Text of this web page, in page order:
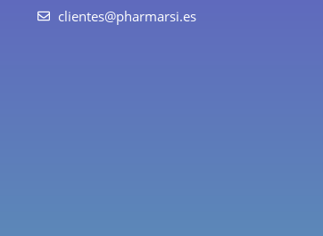
clientes@pharmarsi.es